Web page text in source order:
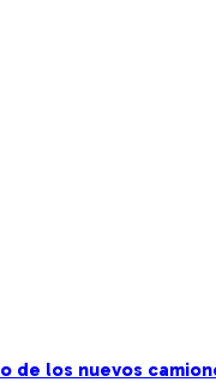
de los nuevos